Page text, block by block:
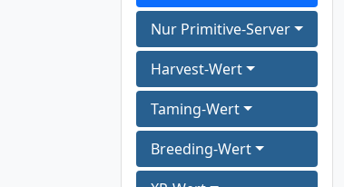
Nur Primitive-Server
Harvest-Wert
Taming-Wert
Breeding-Wert